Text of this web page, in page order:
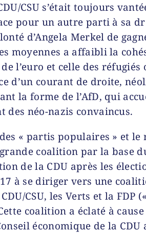
CSU s’était toujours
pour un autre parti à sa
d’Angela Merkel de
moyennes a affaibli la
l’euro et celle des réfugiés
d’un courant de droite,
la forme de l’AfD, qui
des néo-nazis convaincus.
« partis populaires » et le
coalition par la base
de la CDU après les
à se diriger vers une
CSU, les Verts et la FDP
coalition a éclaté à cause
économique de la CDU